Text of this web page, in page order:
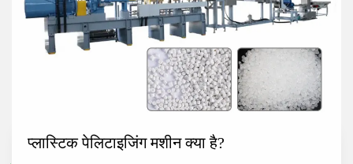
प्लास्टिक पेलिटाइजिंग मशीन क्या है?